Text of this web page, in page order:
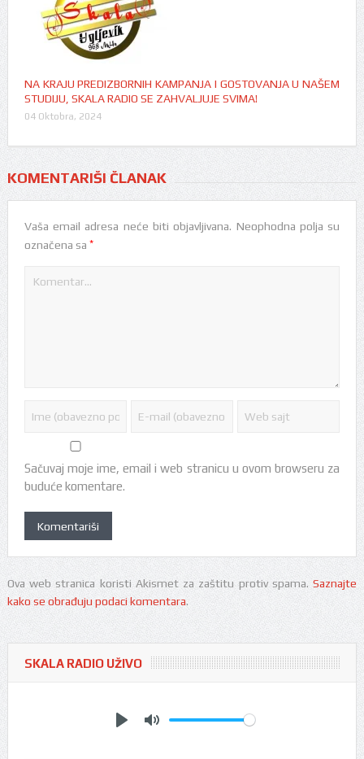
NA KRAJU PREDIZBORNIH KAMPANJA I GOSTOVANJA U NAŠEM
STUDIJU, SKALA RADIO SE ZAHVALJUJE SVIMA!
04 Oktobra, 2024
KOMENTARIŠI ČLANAK
Vaša email adresa neće biti objavljivana. Neophodna polja su
označena sa *
Sačuvaj moje ime, email i web stranicu u ovom browseru za
buduće komentare.
Ova web stranica koristi Akismet za zaštitu protiv spama.Saznajte
kako se obrađuju podaci komentara.
SKALA RADIO UŽIVO